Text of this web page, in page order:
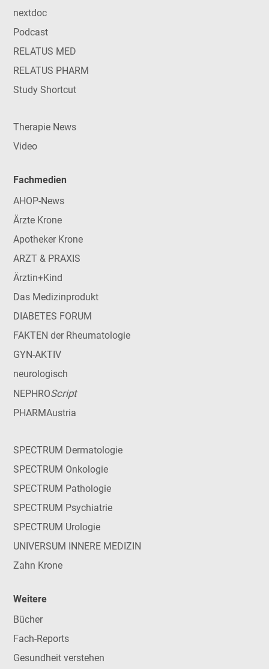
nextdoc
Podcast
RELATUS MED
RELATUS PHARM
Study Shortcut
Therapie News
Video
Fachmedien
AHOP-News
Ärzte Krone
Apotheker Krone
ARZT & PRAXIS
Ärztin+Kind
Das Medizinprodukt
DIABETES FORUM
FAKTEN der Rheumatologie
GYN-AKTIV
neurologisch
NEPHROScript
PHARMAustria
SPECTRUM Dermatologie
SPECTRUM Onkologie
SPECTRUM Pathologie
SPECTRUM Psychiatrie
SPECTRUM Urologie
UNIVERSUM INNERE MEDIZIN
Zahn Krone
Weitere
Bücher
Fach-Reports
Gesundheit verstehen